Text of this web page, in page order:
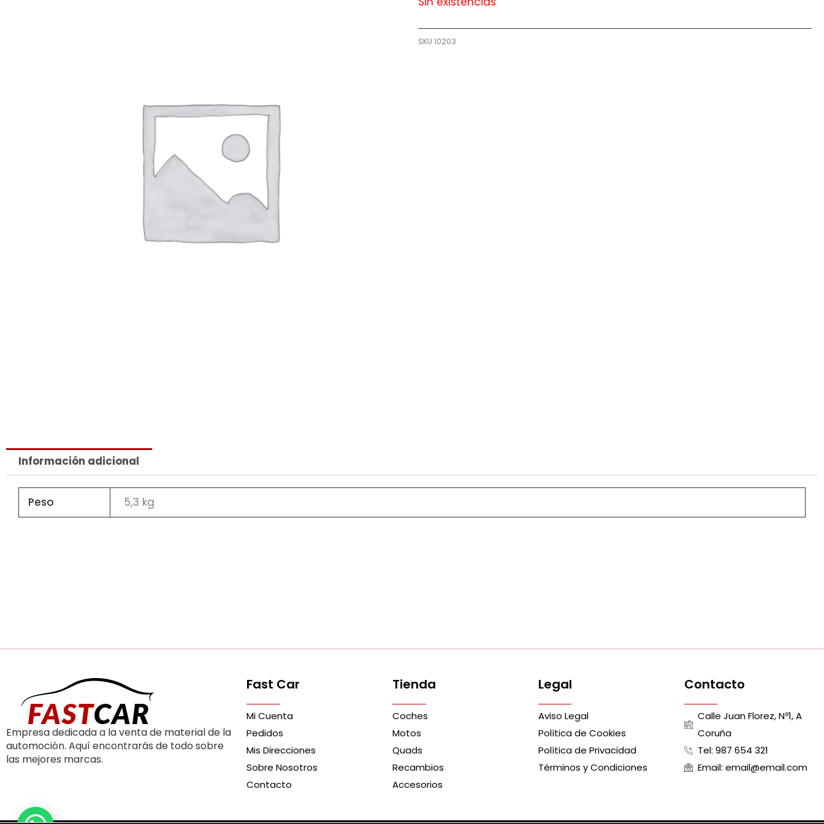
SKU 10203
Información adicional
Peso 5,3 kg
Empresa dedicada a la venta de material de la
automoción. Aquí encontrarás de todo sobre
las mejores marcas.
Fast Car
Mi Cuenta
Pedidos
Mis Direcciones
Sobre Nosotros
Contacto
Tienda
Coches
Motos
Quads
Recambios
Accesorios
Legal
Aviso Legal
Política de Cookies
Política de Privacidad
Términos y Condiciones
Contacto
Calle Juan Florez, Nº1, A
Coruña
Tel: 987 654 321
Email: email@email.com